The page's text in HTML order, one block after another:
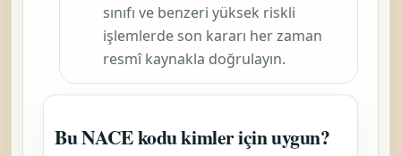
sınıfı ve benzeri yüksek riskli
işlemlerde son kararı her zaman
resmî kaynakla doğrulayın.
Bu NACE kodu kimler için uygun?